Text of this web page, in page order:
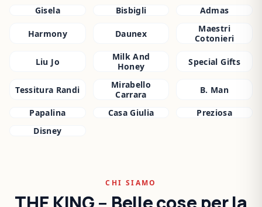
Gisela Bisbigli Admas
Harmony Daunex
Maestri
Cotonieri
Liu Jo
Milk And
Honey
Special Gifts
Tessitura Randi
Mirabello
Carrara
B. Man
Papalina Casa Giulia
Preziosa
Disney
CHI SIAMO